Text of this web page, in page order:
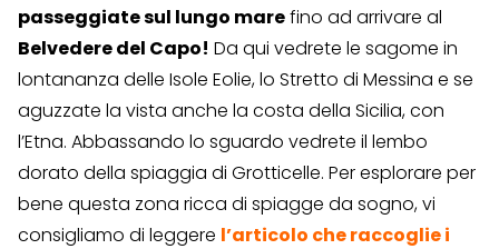
passeggiate sul lungo marefino ad arrivare al
Belvedere del Capo! Da qui vedrete le sagome in
lontananza delle Isole Eolie, lo Stretto di Messina e se
aguzzate la vista anche la costa della Sicilia, con
l’Etna. Abbassando lo sguardo vedrete il lembo
dorato della spiaggia di Grotticelle. Per esplorare per
bene questa zona ricca di spiagge da sogno, vi
consigliamo di leggere l’articolo che raccoglie i